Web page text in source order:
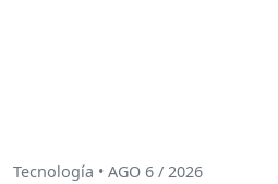
Tecnología • AGO 6 / 2026